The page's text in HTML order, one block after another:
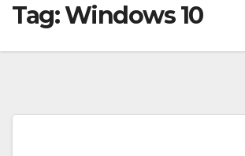
Tag:Windows 10